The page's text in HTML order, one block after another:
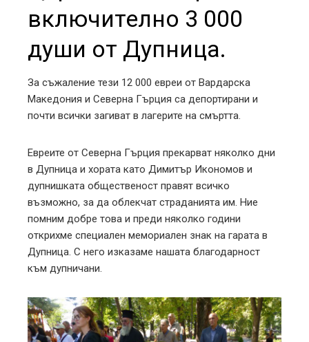
включително 3 000
души от Дупница.
За съжаление тези 12 000 евреи от Вардарска
Македония и Северна Гърция са депортирани и
почти всички загиват в лагерите на смъртта.
Евреите от Северна Гърция прекарват няколко дни
в Дупница и хората като Димитър Икономов и
дупнишката общественост правят всичко
възможно, за да облекчат страданията им. Ние
помним добре това и преди няколко години
открихме специален мемориален знак на гарата в
Дупница. С него изказаме нашата благодарност
към дупничани.